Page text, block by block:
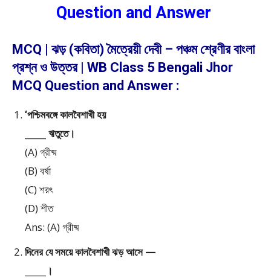
Question and Answer
MCQ | ঝড় (কবিতা) মৈত্রেয়ী দেবী – পঞ্চম শ্রেণীর বাংলা
প্রশ্ন ও উত্তর | WB Class 5 Bengali Jhor
MCQ Question and Answer :
‘পশ্চিমবঙ্গে কালবৈশাখী হয়
_____ ঋতুতে।
(A) গ্রীষ্ম
(B) বর্ষা
(C) শরৎ
(D) শীত
Ans: (A) গ্রীষ্ম
দিনের যে সময়ে কালবৈশাখী ঝড় আসে —
_____।